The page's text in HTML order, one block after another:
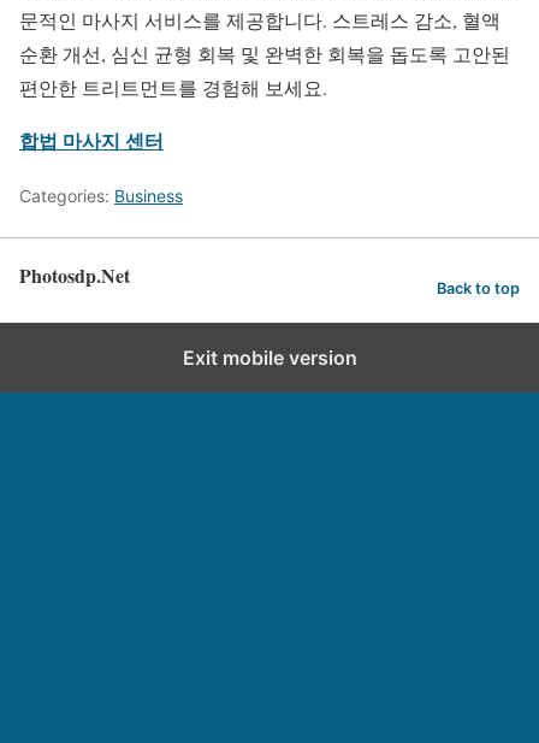
문적인 마사지 서비스를 제공합니다. 스트레스 감소, 혈액
순환 개선, 심신 균형 회복 및 완벽한 회복을 돕도록 고안된
편안한 트리트먼트를 경험해 보세요.
합법 마사지 센터
Categories: Business
Photosdp.Net Back to top
Exit mobile version